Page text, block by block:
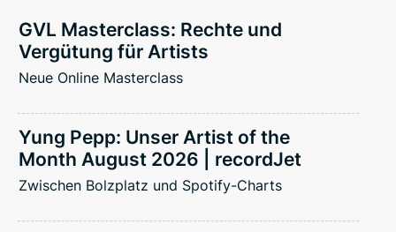
GVL Masterclass: Rechte und
Vergütung für Artists
Neue Online Masterclass
Yung Pepp: Unser Artist of the
Month August 2026 | recordJet
Zwischen Bolzplatz und Spotify-Charts